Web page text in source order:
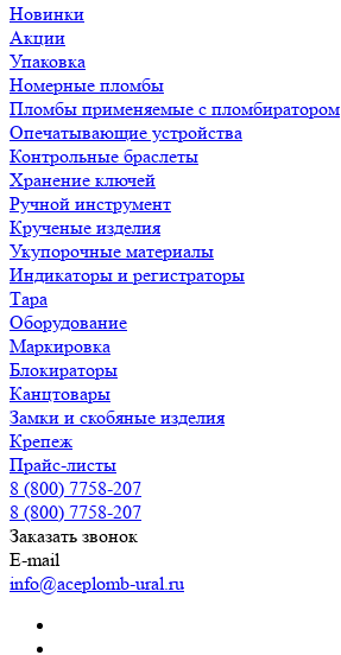
Новинки
Акции
Упаковка
Номерные пломбы
Пломбы применяемые с пломбиратором
Опечатывающие устройства
Контрольные браслеты
Хранение ключей
Ручной инструмент
Крученые изделия
Укупорочные материалы
Индикаторы и регистраторы
Тара
Оборудование
Маркировка
Блокираторы
Канцтовары
Замки и скобяные изделия
Крепеж
Прайс-листы
8 (800) 7758-207
8 (800) 7758-207
Заказать звонок
E-mail
info@aceplomb-ural.ru